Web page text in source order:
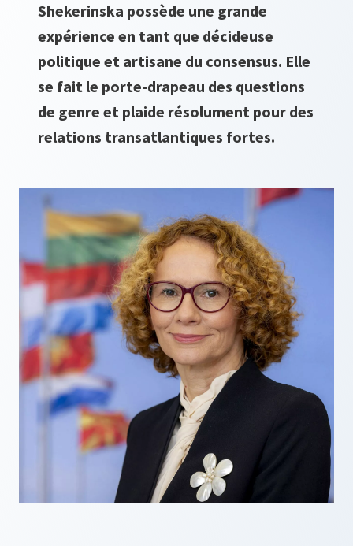
Shekerinska possède une grande
expérience en tant que décideuse
politique et artisane du consensus. Elle
se fait le porte-drapeau des questions
de genre et plaide résolument pour des
relations transatlantiques fortes.